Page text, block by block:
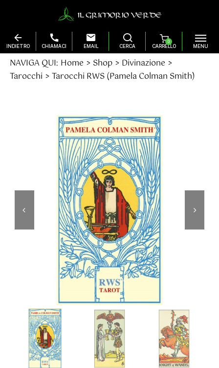
SaltaNAVIGA QUI: Home Shop
Divinazione
Tarocchi
Tarocchi RWS (Pamela Colman Smith)
0